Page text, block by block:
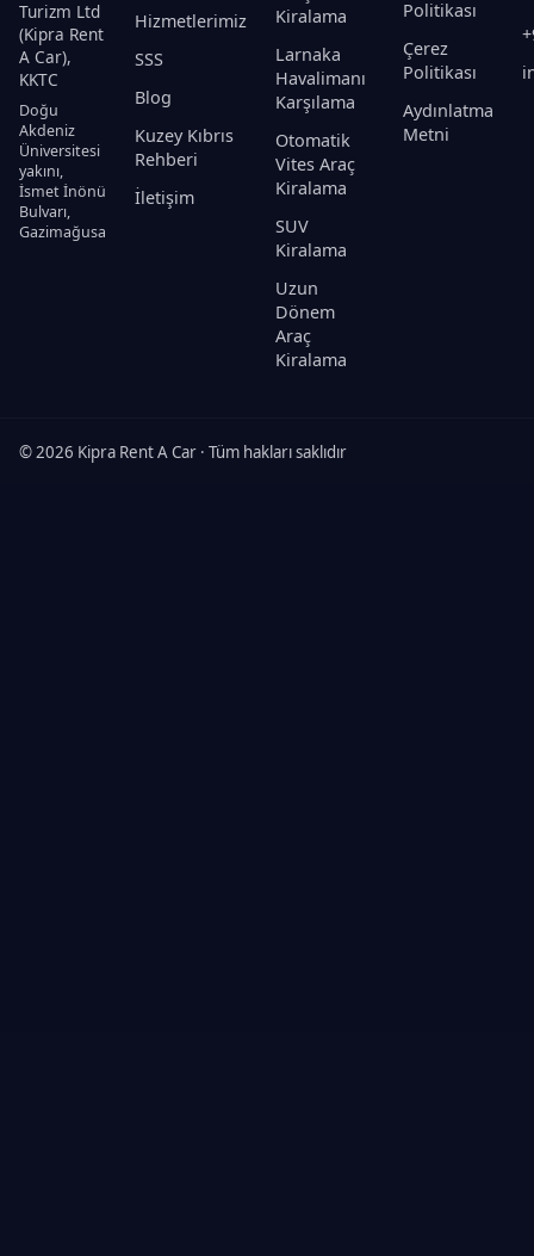
Turizm Ltd
(Kipra Rent
A Car),
KKTC
Doğu
Akdeniz
Üniversitesi
yakını,
İsmet İnönü
Bulvarı,
Gazimağusa
Hizmetlerimiz
SSS
Blog
Kuzey Kıbrıs
Rehberi
İletişim
Kiralama
Larnaka
Havalimanı
Karşılama
Otomatik
Vites Araç
Kiralama
SUV
Kiralama
Uzun
Dönem
Araç
Kiralama
Politikası
Çerez
Politikası
Aydınlatma
Metni
© 2026 Kipra Rent A Car · Tüm hakları saklıdır